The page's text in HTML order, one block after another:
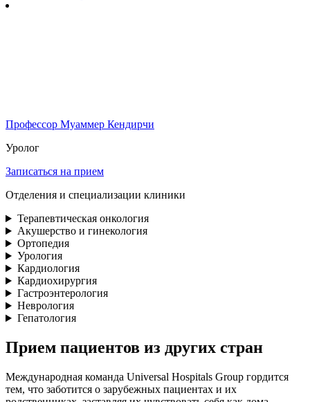
Профессор Муаммер Кендирчи
Уролог
Записаться на прием
Отделения и специализации клиники
Терапевтическая онкология
Акушерство и гинекология
Ортопедия
Урология
Кардиология
Кардиохирургия
Гастроэнтерология
Неврология
Гепатология
Прием пациентов из других стран
Международная команда Universal Hospitals Group гордится
тем, что заботится о зарубежных пациентах и ​​их